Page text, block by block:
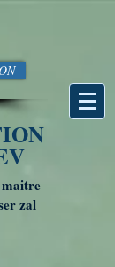
zal